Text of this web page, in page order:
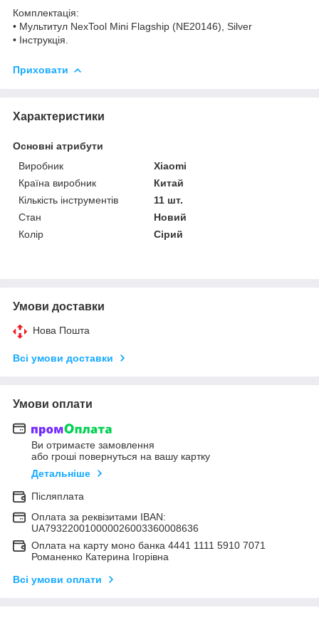
Комплектація:
• Мультитул NexTool Mini Flagship (NE20146), Silver
• Інструкція.
Приховати
Характеристики
Основні атрибути
Виробник
Xiaomi
Країна виробник
Китай
Кількість інструментів
11 шт.
Стан
Новий
Колір
Сірий
Умови доставки
Нова Пошта
Всі умови доставки
Умови оплати
Ви отримаєте замовлення
або гроші повернуться на вашу картку
Детальніше
Післяплата
Оплата за реквізитами IBAN:
UA793220010000026003360008636
Оплата на карту моно банка 4441 1111 5910 7071
Романенко Катерина Ігорівна
Всі умови оплати